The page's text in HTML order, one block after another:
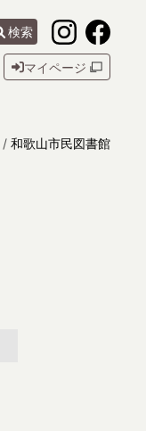
検索
マイページ
和歌山市民図書館